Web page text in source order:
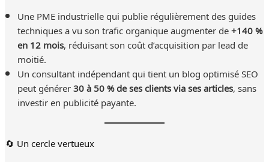
Une PME industrielle qui publie régulièrement des guides
techniques a vu son trafic organique augmenter de+140 %
en 12 mois, réduisant son coût d’acquisition par lead de
moitié.
Un consultant indépendant qui tient un blog optimisé SEO
peut générer30 à 50 % de ses clients via ses articles, sans
investir en publicité payante.
🔄 Un cercle vertueux